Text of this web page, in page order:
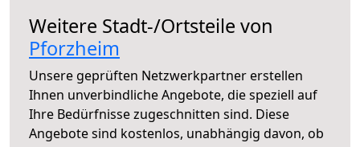
Weitere Stadt-/Ortsteile von
Pforzheim
Unsere geprüften Netzwerkpartner erstellen
Ihnen unverbindliche Angebote, die speziell auf
Ihre Bedürfnisse zugeschnitten sind. Diese
Angebote sind kostenlos, unabhängig davon, ob